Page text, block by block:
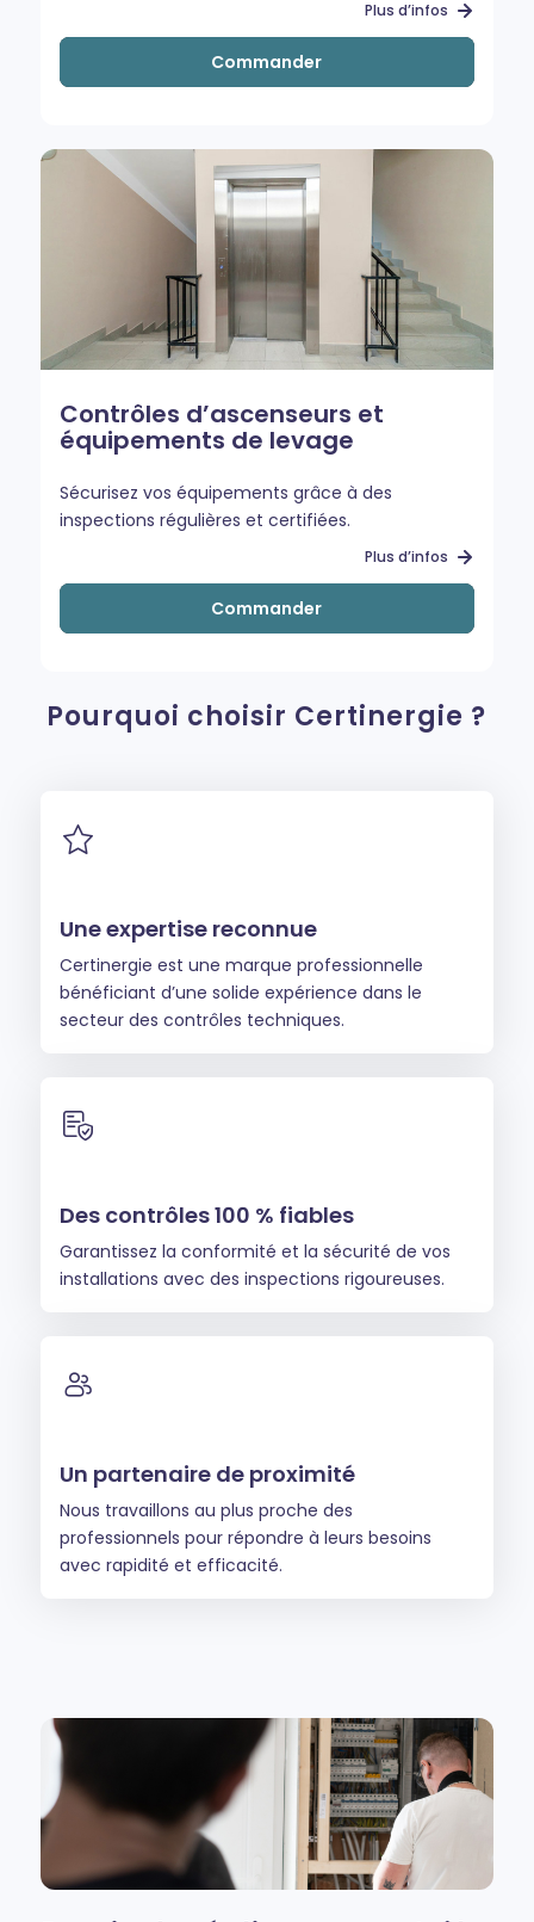
Plus d’infos
Commander
Contrôles d’ascenseurs et
équipements de levage
Sécurisez vos équipements grâce à des
inspections régulières et certifiées.
Plus d’infos
Commander
Pourquoi choisir Certinergie ?
Une expertise reconnue
Certinergie est une marque professionnelle
bénéficiant d’une solide expérience dans le
secteur des contrôles techniques.
Des contrôles 100 % fiables
Garantissez la conformité et la sécurité de vos
installations avec des inspections rigoureuses.
Un partenaire de proximité
Nous travaillons au plus proche des
professionnels pour répondre à leurs besoins
avec rapidité et efficacité.